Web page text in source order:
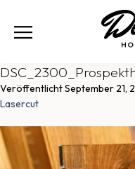
VeröffentlichtSeptember 21,
Lasercut